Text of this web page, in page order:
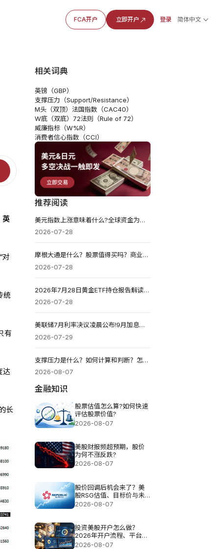
FCA开户 立即开户 登录 简体中文
英
对
统
有
达
长
相关词典
英镑（GBP）
支撑压力（Support/Resistance）
M头（双顶） 法国指数（CAC40）
W底（双底） 72法则（Rule of 72）
威廉指标（W%R）
消费者信心指数（CCI）
推荐阅读
美元指数上涨意味着什么?全球资金为何再次涌向美元?
2026-07-28
摩根大通是什么？股票值得买吗？商业模式、ROE优势与投资逻辑
2026-07-28
2026年7月28日黄金ETF持仓报告解读：较前一个交易日维持不变
2026-07-28
美联储7月利率决议凌晨公布!9月加息能否定调?
2026-07-29
支撑压力是什么？如何计算和判断？怎么画？怎么看买卖点？
2026-08-07
金融知识
股票估值怎么算?如何快速
评估股票价值?
2026-08-07
美股财报频超预期，股价
为何不涨反跌?
2026-08-07
股价回调后机会来了？美
股RSG估值、目标价与未
来空间解析
2026-08-07
投资美股开户怎么做？
2026年开户流程、平台选
择与费用指南
2026-08-07